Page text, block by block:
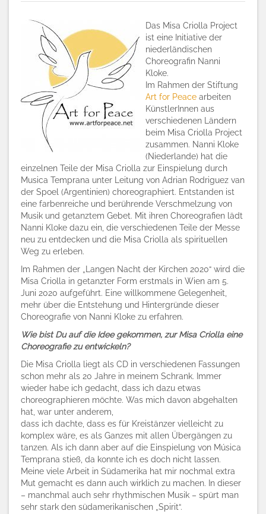
Das Misa Criolla Project
ist eine Initiative der
niederländischen
Choreografin Nanni
Kloke.
Im Rahmen der Stiftung
Art for Peace arbeiten
KünstlerInnen aus
verschiedenen Ländern
beim Misa Criolla Project
zusammen. Nanni Kloke
(Niederlande) hat die
einzelnen Teile der Misa Criolla zur Einspielung durch
Musica Temprana unter Leitung von Adrian Rodriguez van
der Spoel (Argentinien) choreographiert. Entstanden ist
eine farbenreiche und berührende Verschmelzung von
Musik und getanztem Gebet. Mit ihren Choreografien lädt
Nanni Kloke dazu ein, die verschiedenen Teile der Messe
neu zu entdecken und die Misa Criolla als spirituellen
Weg zu erleben.
Im Rahmen der „Langen Nacht der Kirchen 2020“ wird die
Misa Criolla in getanzter Form erstmals in Wien am 5.
Juni 2020 aufgeführt. Eine willkommene Gelegenheit,
mehr über die Entstehung und Hintergründe dieser
Choreografie von Nanni Kloke zu erfahren.
Wie bist Du auf die Idee gekommen, zur Misa Criolla eine
Choreografie zu entwickeln?
Die Misa Criolla liegt als CD in verschiedenen Fassungen
schon mehr als 20 Jahre in meinem Schrank. Immer
wieder habe ich gedacht, dass ich dazu etwas
choreographieren möchte. Was mich davon abgehalten
hat, war unter anderem,
dass ich dachte, dass es für Kreistänzer vielleicht zu
komplex wäre, es als Ganzes mit allen Übergängen zu
tanzen. Als ich dann aber auf die Einspielung von Música
Temprana stieß, da konnte ich es doch nicht lassen.
Meine viele Arbeit in Südamerika hat mir nochmal extra
Mut gemacht es dann auch wirklich zu machen. In dieser
– manchmal auch sehr rhythmischen Musik – spürt man
sehr stark den südamerikanischen „Spirit“.